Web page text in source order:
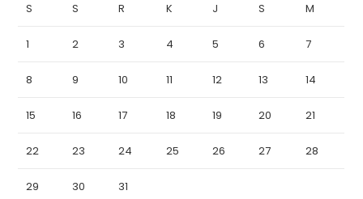
S
S R K J S M
1 2 3 4 5 6 7
8 9 10 11 12 13 14
15 16 17 18 19 20 21
22 23 24 25 26 27 28
29 30 31